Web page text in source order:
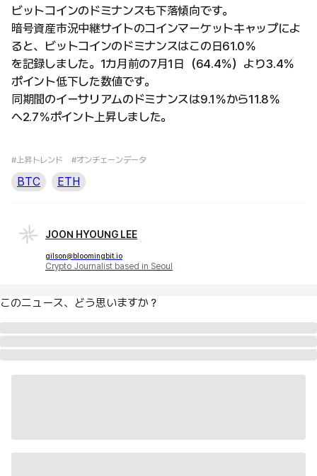
ビットコインのドミナンスも下落傾向です。
暗号資産市況中継サイトのコインマーケットキャップによ
ると、ビットコインのドミナンスはこの日61.0％
を記録しました。1カ月前の7月1日（64.4％）より3.4％
ポイント低下した数値です。
同期間のイーサリアムのドミナンスは9.1％から11.8％
へ2.7％ポイント上昇しました。
#上昇トレンド #オンチェーンデータ
BTC ETH
JOON HYOUNG LEE
gilson@bloomingbit.io
Crypto Journalist based in Seoul
このニュース、どう思いますか？